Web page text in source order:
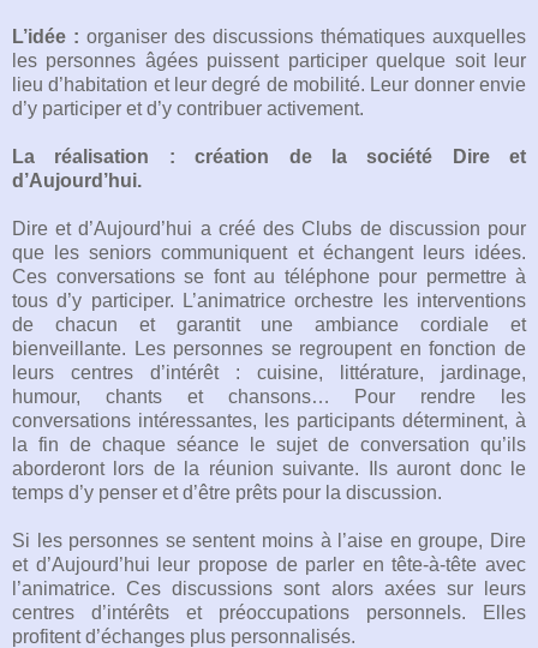
L’idée : organiser des discussions thématiques auxquelles
les personnes âgées puissent participer quelque soit leur
lieu d’habitation et leur degré de mobilité. Leur donner envie
d’y participer et d’y contribuer activement.
La réalisation : création de la société Dire et
d’Aujourd’hui.
Dire et d’Aujourd’hui a créé des Clubs de discussion pour
que les seniors communiquent et échangent leurs idées.
Ces conversations se font au téléphone pour permettre à
tous d’y participer. L’animatrice orchestre les interventions
de chacun et garantit une ambiance cordiale et
bienveillante. Les personnes se regroupent en fonction de
leurs centres d’intérêt : cuisine, littérature, jardinage,
humour, chants et chansons… Pour rendre les
conversations intéressantes, les participants déterminent, à
la fin de chaque séance le sujet de conversation qu’ils
aborderont lors de la réunion suivante. Ils auront donc le
temps d’y penser et d’être prêts pour la discussion.
Si les personnes se sentent moins à l’aise en groupe, Dire
et d’Aujourd’hui leur propose de parler en tête-à-tête avec
l’animatrice. Ces discussions sont alors axées sur leurs
centres d’intérêts et préoccupations personnels. Elles
profitent d’échanges plus personnalisés.